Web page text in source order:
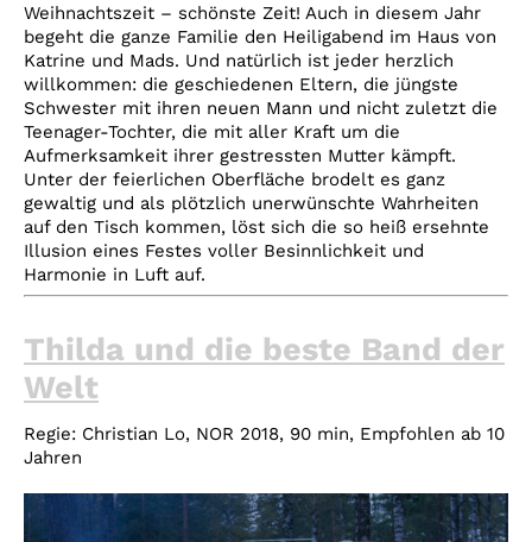
Weihnachtszeit – schönste Zeit! Auch in diesem Jahr
begeht die ganze Familie den Heiligabend im Haus von
Katrine und Mads. Und natürlich ist jeder herzlich
willkommen: die geschiedenen Eltern, die jüngste
Schwester mit ihren neuen Mann und nicht zuletzt die
Teenager-Tochter, die mit aller Kraft um die
Aufmerksamkeit ihrer gestressten Mutter kämpft.
Unter der feierlichen Oberfläche brodelt es ganz
gewaltig und als plötzlich unerwünschte Wahrheiten
auf den Tisch kommen, löst sich die so heiß ersehnte
Illusion eines Festes voller Besinnlichkeit und
Harmonie in Luft auf.
Thilda und die beste Band der
Welt
Regie: Christian Lo, NOR 2018, 90 min, Empfohlen ab 10
Jahren